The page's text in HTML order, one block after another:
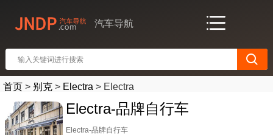
汽车导航
首页 > 别克 > Electra > Electra
Electra-品牌自行车
Electra-品牌自行车